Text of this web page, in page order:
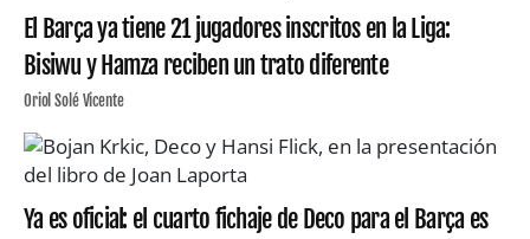
El Barça ya tiene 21 jugadores inscritos en la Liga:
Bisiwu y Hamza reciben un trato diferente
Oriol Solé Vicente
Ya es oficial: el cuarto fichaje de Deco para el Barça es